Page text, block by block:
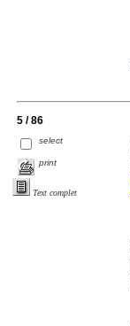
5 / 86
select
print
Text complet